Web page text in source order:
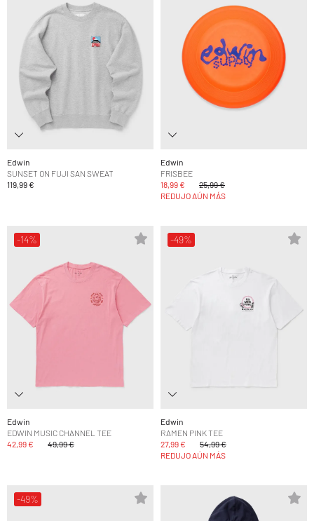
Edwin
SUNSET ON FUJI SAN SWEAT
119,99 €
Edwin
FRISBEE
18,99 €
25,99 €
REDUJO AÚN MÁS
-14%
Edwin
EDWIN MUSIC CHANNEL TEE
42,99 €
49,99 €
-49%
Edwin
RAMEN PINK TEE
27,99 €
54,99 €
REDUJO AÚN MÁS
-49%